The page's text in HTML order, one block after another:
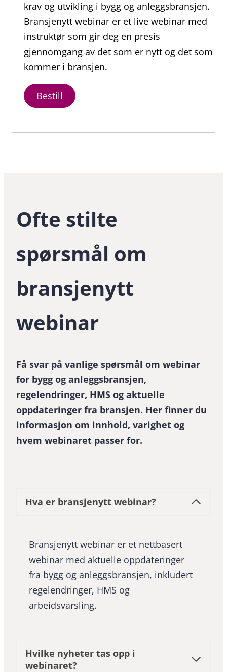
krav og utvikling i bygg og anleggsbransjen.
Bransjenytt webinar er et live webinar med
instruktør som gir deg en presis
gjennomgang av det som er nytt og det som
kommer i bransjen.
Bestill
Ofte stilte
spørsmål om
bransjenytt
webinar
Få svar på vanlige spørsmål om webinar
for bygg og anleggsbransjen,
regelendringer, HMS og aktuelle
oppdateringer fra bransjen. Her finner du
informasjon om innhold, varighet og
hvem webinaret passer for.
Hva er bransjenytt webinar?
Bransjenytt webinar er et nettbasert
webinar med aktuelle oppdateringer
fra bygg og anleggsbransjen, inkludert
regelendringer, HMS og
arbeidsvarsling.
Hvilke nyheter tas opp i
webinaret?